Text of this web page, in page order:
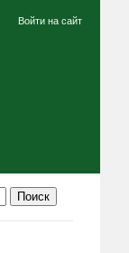
Войти на сайт